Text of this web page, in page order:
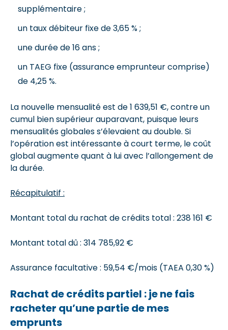
supplémentaire ;
un taux débiteur fixe de 3,65 % ;
une durée de 16 ans ;
un TAEG fixe (assurance emprunteur comprise)
de 4,25 %.
La nouvelle mensualité est de 1 639,51 €, contre un
cumul bien supérieur auparavant, puisque leurs
mensualités globales s’élevaient au double. Si
l’opération est intéressante à court terme, le coût
global augmente quant à lui avec l’allongement de
la durée.
Récapitulatif :
Montant total du rachat de crédits total : 238 161 €
Montant total dû : 314 785,92 €
Assurance facultative : 59,54 €/mois (TAEA 0,30 %)
Rachat de crédits partiel : je ne fais
racheter qu’une partie de mes
emprunts